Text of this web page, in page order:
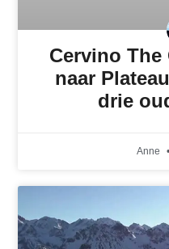
Cervino
naar
drie
Anne